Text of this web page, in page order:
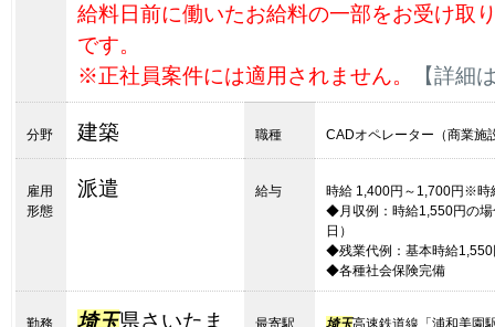
給料日前に働いたお給料の一部をお受け取
です。
※正社員案件には適用されません。
【詳細
分野 建築 職種 CADオペレーター（商業施
雇用
形態
派遣 給与
時給 1,400円～1,700円※時
◆月収例：時給1,550円の
日）
◆残業代例：基本時給
◆各種社会保険完備
勤務
埼玉県さいたま
最寄駅 埼玉高速鉄道線「浦和美園